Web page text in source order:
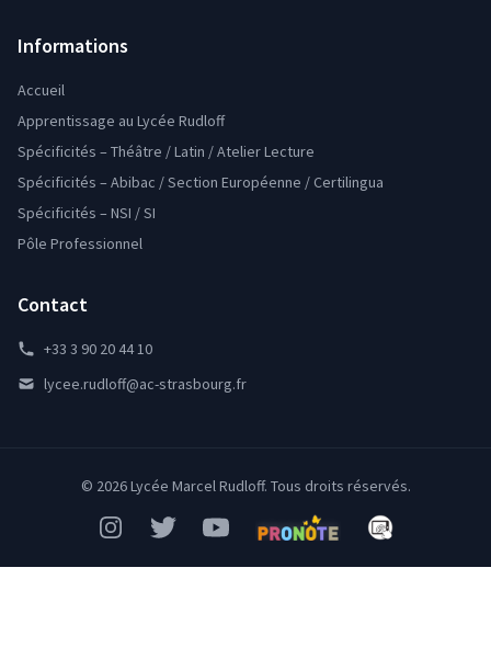
Informations
Accueil
Apprentissage au Lycée Rudloff
Spécificités – Théâtre / Latin / Atelier Lecture
Spécificités – Abibac / Section Européenne / Certilingua
Spécificités – NSI / SI
Pôle Professionnel
Contact
+33 3 90 20 44 10
lycee.rudloff@ac-strasbourg.fr
© 2026 Lycée Marcel Rudloff. Tous droits réservés.
InstagramTwitterYouTubePronote Mon Bureau